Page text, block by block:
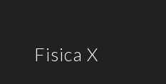
Fisica X